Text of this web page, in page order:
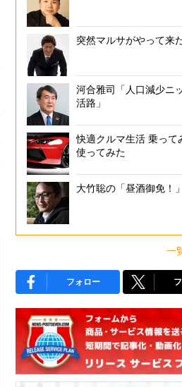
突然マルサがやって来
河合雅司「人口減少ニ
活路」
快適クルマ生活 乗って
使ってみた
大竹聡の「昼酒御免！」
一
フォロー